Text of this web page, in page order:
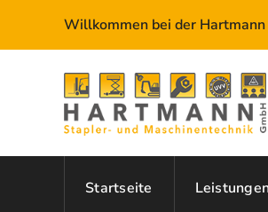
Willkommen bei der
Startseite